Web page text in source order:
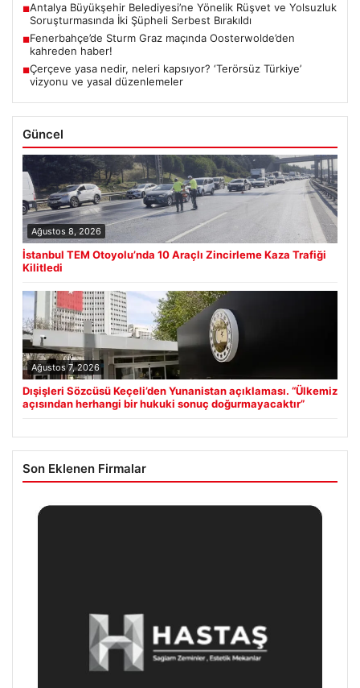
■Antalya Büyükşehir Belediyesi’ne Yönelik Rüşvet ve Yolsuzluk
Soruşturmasında İki Şüpheli Serbest Bırakıldı
■Fenerbahçe’de Sturm Graz maçında Oosterwolde’den
kahreden haber!
■Çerçeve yasa nedir, neleri kapsıyor? ‘Terörsüz Türkiye’
vizyonu ve yasal düzenlemeler
Güncel
Ağustos 8, 2026
İstanbul TEM Otoyolu’nda 10 Araçlı Zincirleme Kaza Trafiği
Kilitledi
Ağustos 7, 2026
Dışişleri Sözcüsü Keçeli’den Yunanistan açıklaması. “Ülkemiz
açısından herhangi bir hukuki sonuç doğurmayacaktır”
Son Eklenen Firmalar